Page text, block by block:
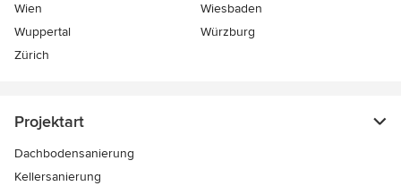
Wien
Wiesbaden
Wuppertal
Würzburg
Zürich
Projektart
Dachbodensanierung
Kellersanierung